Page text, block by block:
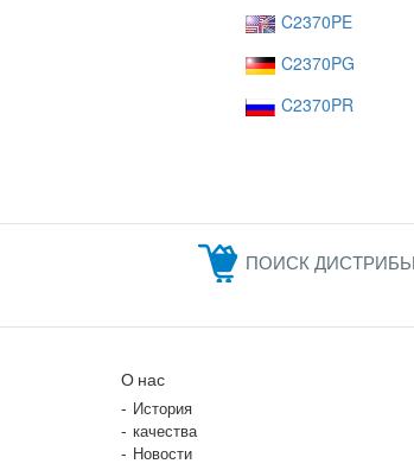
C2370PE
C2370PG
C2370PR
ПОИСК
О нас
История
качества
Новости